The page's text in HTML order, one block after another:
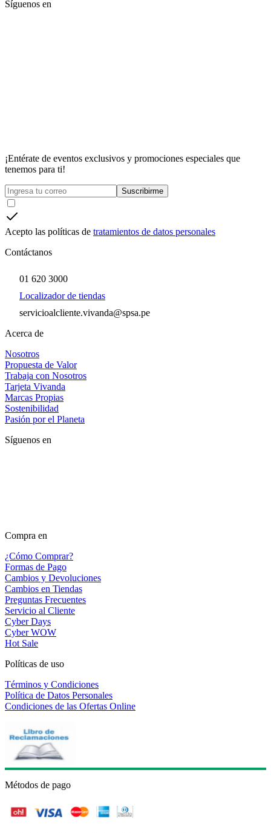
Síguenos en
¡Entérate de eventos exclusivos y promociones especiales que
tenemos para ti!
Suscribirme
Acepto las políticas de tratamientos de datos personales
Contáctanos
01 620 3000
Localizador de tiendas
servicioalcliente.vivanda@spsa.pe
Acerca de
Nosotros
Propuesta de Valor
Trabaja con Nosotros
Tarjeta Vivanda
Marcas Propias
Sostenibilidad
Pasión por el Planeta
Síguenos en
Compra en
¿Cómo Comprar?
Formas de Pago
Cambios y Devoluciones
Cambios en Tiendas
Preguntas Frecuentes
Servicio al Cliente
Cyber Days
Cyber WOW
Hot Sale
Políticas de uso
Términos y Condiciones
Política de Datos Personales
Condiciones de las Ofertas Online
Métodos de pago